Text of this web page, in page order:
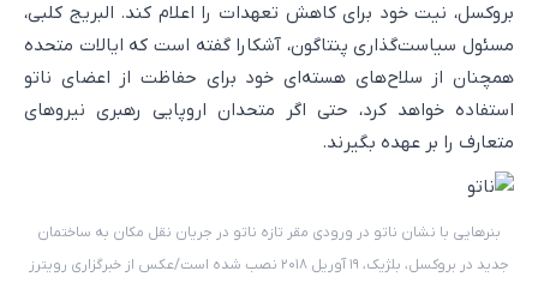
بروکسل، نیت خود برای کاهش تعهدات را اعلام کند. البریج کلبی،
مسئول سیاست‌گذاری پنتاگون، آشکارا گفته است که ایالات متحده
همچنان از سلاح‌های هسته‌ای خود برای حفاظت از اعضای ناتو
استفاده خواهد کرد، حتی اگر متحدان اروپایی رهبری نیروهای
متعارف را بر عهده بگیرند.
بنرهایی با نشان ناتو در ورودی مقر تازه ناتو در جریان نقل مکان به ساختمان
جدید در بروکسل، بلژیک، ۱۹ آوریل ۲۰۱۸ نصب شده است/عکس از خبرگزاری رویترز